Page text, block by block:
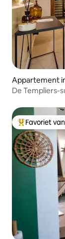
Appartement
De Templiers-
Topfavoriet
Favoriet